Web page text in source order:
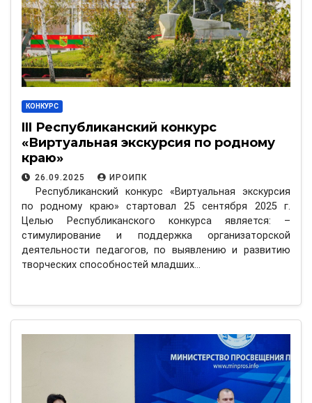
КОНКУРС
III Республиканский конкурс
«Виртуальная экскурсия по родному
краю»
26.09.2025 ИРОИПК
Республиканский конкурс «Виртуальная экскурсия
по родному краю» стартовал 25 сентября 2025 г.
Целью Республиканского конкурса является: –
стимулирование и поддержка организаторской
деятельности педагогов, по выявлению и развитию
творческих способностей младших…